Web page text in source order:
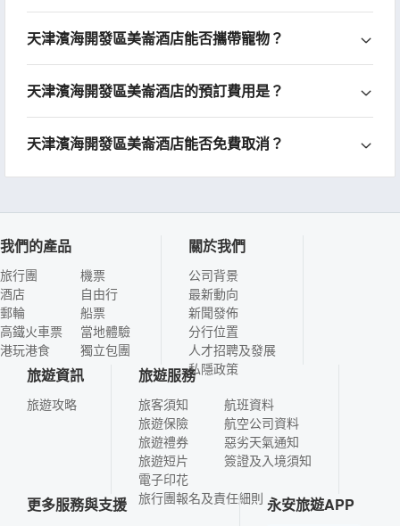
天津濱海開發區美崙酒店能否攜帶寵物？
天津濱海開發區美崙酒店的預訂費用是？
天津濱海開發區美崙酒店能否免費取消？
我們的產品
旅行團
酒店
郵輪
高鐵火車票
港玩港食
機票
自由行
船票
當地體驗
獨立包團
關於我們
公司背景
最新動向
新聞發佈
分行位置
人才招聘及發展
私隱政策
旅遊資訊
旅遊攻略
旅遊服務
旅客須知
旅遊保險
旅遊禮券
旅遊短片
電子印花
航班資料
航空公司資料
惡劣天氣通知
簽證及入境須知
旅行團報名及責任細則
更多服務與支援 永安旅遊APP